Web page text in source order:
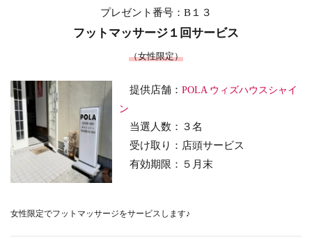
プレゼント番号：B１３
フットマッサージ１回サービス
（女性限定）
提供店舗：POLA ウィズハウスシャイ
ン
当選人数：３名
受け取り：店頭サービス
有効期限：５月末
女性限定でフットマッサージをサービスします♪